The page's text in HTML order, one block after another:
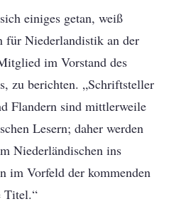
einiges getan, weiß
Niederlandistik an der
im Vorstand des
zu berichten. „Schriftsteller
Flandern sind mittlerweile
Lesern; daher werden
Niederländischen ins
im Vorfeld der kommenden
Titel.“